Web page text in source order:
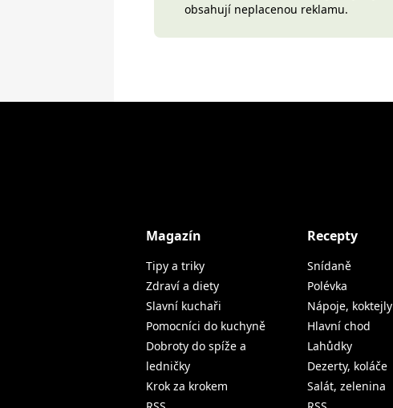
obsahují neplacenou reklamu.
Magazín
Tipy a triky
Zdraví a diety
Slavní kuchaři
Pomocníci do kuchyně
Dobroty do spíže a
ledničky
Krok za krokem
Recepty
Snídaně
Polévka
Nápoje, koktejly
Hlavní chod
Lahůdky
Dezerty, koláče
Salát, zelenina